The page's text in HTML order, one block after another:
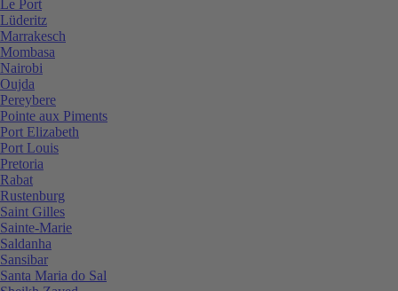
Le Port
Lüderitz
Marrakesch
Mombasa
Nairobi
Oujda
Pereybere
Pointe aux Piments
Port Elizabeth
Port Louis
Pretoria
Rabat
Rustenburg
Saint Gilles
Sainte-Marie
Saldanha
Sansibar
Santa Maria do Sal